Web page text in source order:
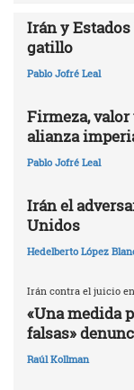
Irán y
gatillo
Pablo Jofré Leal
Firmeza,
alianza
Pablo Jofré Leal
Irán el
Unidos
Hedelberto López
Irán contra el juicio
«Una medida
falsas»
Raúl Kollman